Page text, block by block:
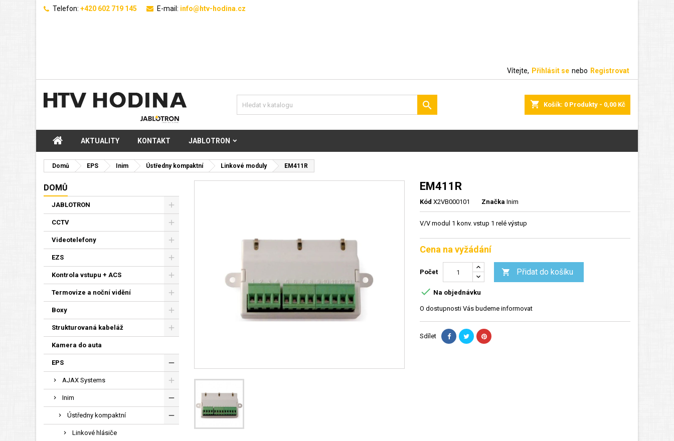
Telefon: +420 602 719 145 E-mail: info@htv-hodina.cz
Vítejte, Přihlásit se nebo Registrovat
shopping_cart Košík: 0 Produkty - 0,00 Kč

AKTUALITY KONTAKT JABLOTRON
Domů EPS Inim Ústředny kompaktní Linkové moduly EM411R
DOMŮ
JABLOTRON
CCTV
Videotelefony
EZS
Kontrola vstupu + ACS
Termovize a noční vidění
Boxy
Strukturovaná kabeláž
Kamera do auta
EPS
AJAX Systems
Inim
Ústředny kompaktní
Linkové hlásiče
EM411R
Kód X2VB000101 Značka Inim
V/V modul 1 konv. vstup 1 relé výstup
Cena na vyžádání
Počet  Přidat do košíku
 Na objednávku
O dostupnosti Vás budeme informovat
Sdílet